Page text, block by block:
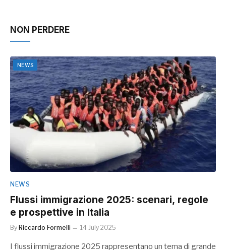
NON PERDERE
NEWS
NEWS
Flussi immigrazione 2025: scenari, regole
e prospettive in Italia
By Riccardo Formelli 14 July 2025
I flussi immigrazione 2025 rappresentano un tema di grande